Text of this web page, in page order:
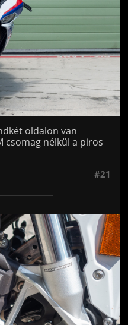
oldalon van
csomag nélkül a piros
#21
kép!